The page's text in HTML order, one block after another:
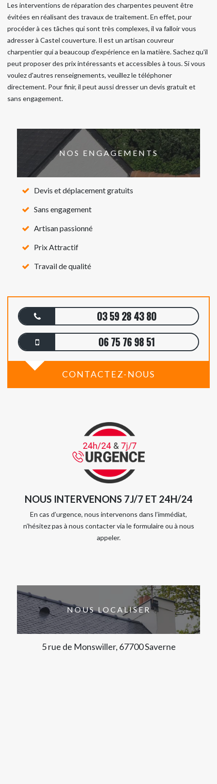
Les interventions de réparation des charpentes peuvent être
évitées en réalisant des travaux de traitement. En effet, pour
procéder à ces tâches qui sont très complexes, il va falloir vous
adresser à Castel couverture. Il est un artisan couvreur
charpentier qui a beaucoup d'expérience en la matière. Sachez qu'il
peut proposer des prix intéressants et accessibles à tous. Si vous
voulez d'autres renseignements, veuillez le téléphoner
directement. Pour finir, il peut aussi dresser un devis gratuit et
sans engagement.
NOS ENGAGEMENTS
Devis et déplacement gratuits
Sans engagement
Artisan passionné
Prix Attractif
Travail de qualité
03 59 28 43 80
06 75 76 98 51
CONTACTEZ-NOUS
NOUS INTERVENONS 7J/7 ET 24H/24
En cas d’urgence, nous intervenons dans l’immédiat,
n’hésitez pas à nous contacter via le formulaire ou à nous
appeler.
NOUS LOCALISER
5 rue de Monswiller, 67700 Saverne